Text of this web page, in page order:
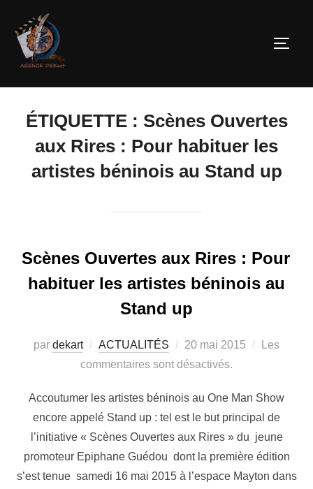
ÉTIQUETTE : Scènes Ouvertes
aux Rires : Pour habituer les
artistes béninois au Stand up
Scènes Ouvertes aux Rires : Pour
habituer les artistes béninois au
Stand up
par dekart ACTUALITÉS 20 mai 2015
Les
commentaires sont désactivés.
Accoutumer les artistes béninois au One Man Show
encore appelé Stand up : tel est le but principal de
l’initiative « Scènes Ouvertes aux Rires » du jeune
promoteur Epiphane Guédou dont la première édition
s’est tenue samedi 16 mai 2015 à l’espace Mayton dans